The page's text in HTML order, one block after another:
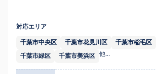
対応エリア
千葉市中央区 千葉市花見川区 千葉市稲毛区
千葉市緑区
千葉市美浜区 他...